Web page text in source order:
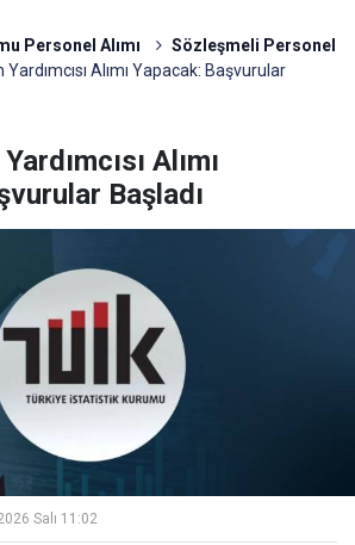
Personel Alımı
Sözleşmeli Personel
Alımı Yapacak: Başvurular
Alımı
Başladı
Salı 11:02